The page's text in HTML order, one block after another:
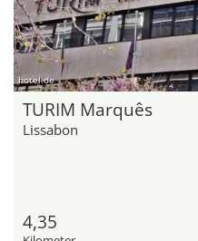
hotel.de
TURIM Marquês
Lissabon
4,35